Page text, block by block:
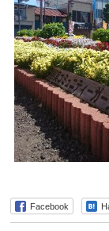
Facebook